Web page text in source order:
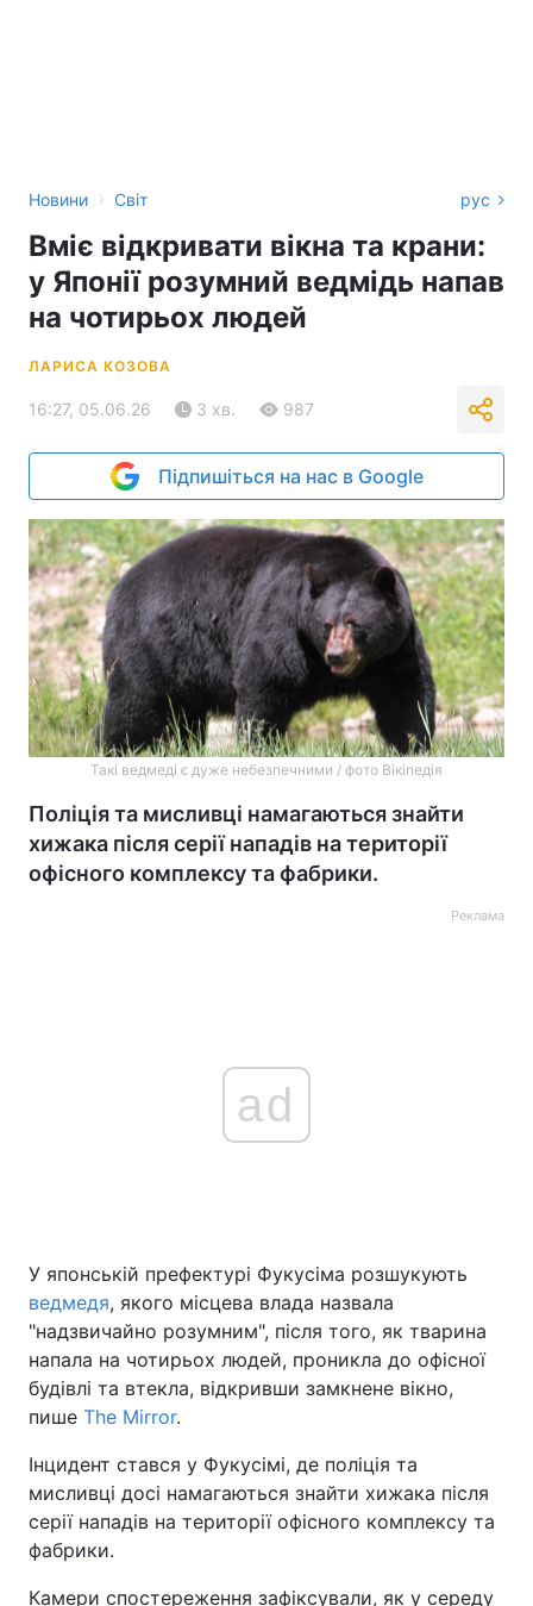
Новини › Світ рус
Вміє відкривати вікна та крани:
у Японії розумний ведмідь напав
на чотирьох людей
ЛАРИСА КОЗОВА
16:27, 05.06.26 3 хв. 987
Підпишіться на нас в Google
Такі ведмеді є дуже небезпечними / фото Вікіпедія
Поліція та мисливці намагаються знайти
хижака після серії нападів на території
офісного комплексу та фабрики.
Реклама
ad
У японській префектурі Фукусіма розшукують
ведмедя, якого місцева влада назвала
"надзвичайно розумним", після того, як тварина
напала на чотирьох людей, проникла до офісної
будівлі та втекла, відкривши замкнене вікно,
пише The Mirror.
Інцидент стався у Фукусімі, де поліція та
мисливці досі намагаються знайти хижака після
серії нападів на території офісного комплексу та
фабрики.
Камери спостереження зафіксували, як у середу